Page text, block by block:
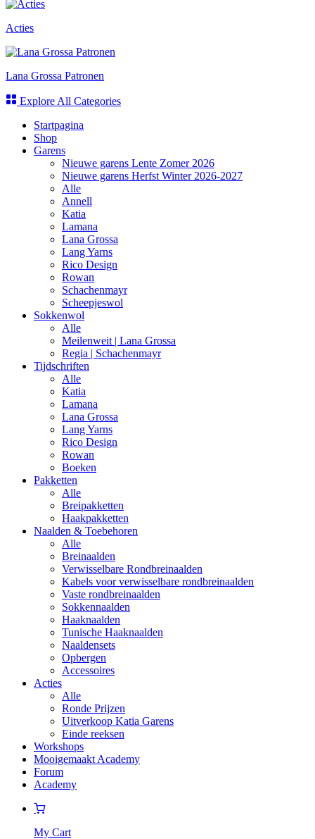
Acties
Lana Grossa Patronen
Explore All Categories
Startpagina
Shop
Garens
Nieuwe garens Lente Zomer 2026
Nieuwe garens Herfst Winter 2026-2027
Alle
Annell
Katia
Lamana
Lana Grossa
Lang Yarns
Rico Design
Rowan
Schachenmayr
Scheepjeswol
Sokkenwol
Alle
Meilenweit | Lana Grossa
Regia | Schachenmayr
Tijdschriften
Alle
Katia
Lamana
Lana Grossa
Lang Yarns
Rico Design
Rowan
Boeken
Pakketten
Alle
Breipakketten
Haakpakketten
Naalden & Toebehoren
Alle
Breinaalden
Verwisselbare Rondbreinaalden
Kabels voor verwisselbare rondbreinaalden
Vaste rondbreinaalden
Sokkennaalden
Haaknaalden
Tunische Haaknaalden
Naaldensets
Opbergen
Accessoires
Acties
Alle
Ronde Prijzen
Uitverkoop Katia Garens
Einde reeksen
Workshops
Mooigemaakt Academy
Forum
Academy
My Cart